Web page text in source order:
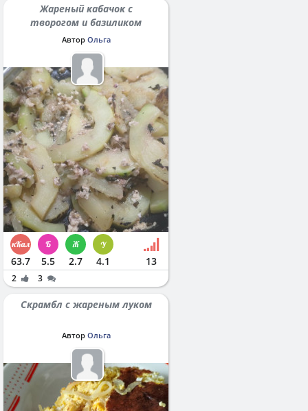
Жареный кабачок с
творогом и базиликом
Автор Ольга
63.7 5.5 2.7 4.1 13
2 3
Скрамбл с жареным луком
Автор Ольга